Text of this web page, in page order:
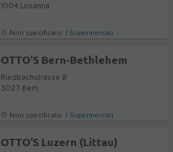
1004
Losanna
Non specificato | Supermercati
OTTO'S Bern-Bethlehem
Riedbachstrasse 8
3027 Bern
Non specificato | Supermercati
OTTO'S Luzern (Littau)